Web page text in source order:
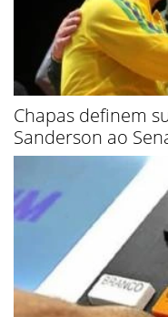
Chapas definem
Sanderson ao